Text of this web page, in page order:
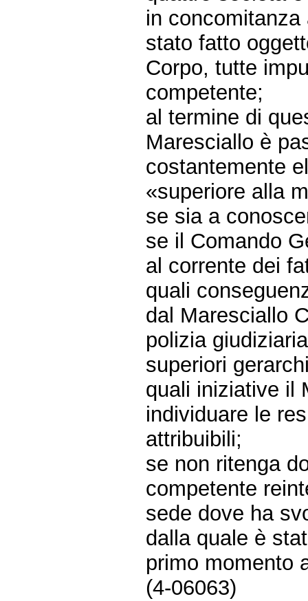
in
stato fatto
Corpo, tutte
competente;
al termine di
Maresciallo è
costantemente
«superiore alla
se sia a
se il Comando
al corrente dei
quali
dal Maresciallo
polizia
superiori
quali iniziative il
individuare le
attribuibili;
se non ritenga
competente
sede dove ha
dalla quale è
primo momento
(4-06063)